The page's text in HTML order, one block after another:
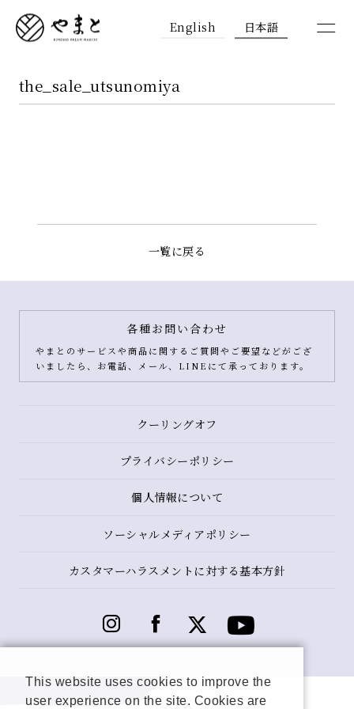
English 日本語
the_sale_utsunomiya
一覧に戻る
各種お問い合わせ
やまとのサービスや商品に関するご質問やご要望などがござ
いましたら、お電話、メール、LINEにて承っております。
クーリングオフ
プライバシーポリシー
個人情報について
ソーシャルメディアポリシー
カスタマーハラスメントに対する基本方針
This website uses cookies to improve the
user experience on the site. Cookies are